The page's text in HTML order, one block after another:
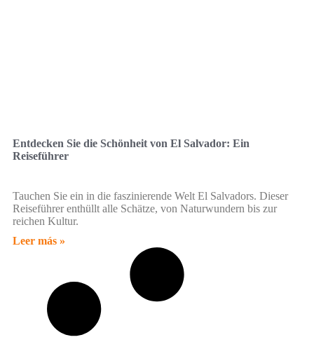
Entdecken Sie die Schönheit von El Salvador: Ein
Reiseführer
Tauchen Sie ein in die faszinierende Welt El Salvadors. Dieser
Reiseführer enthüllt alle Schätze, von Naturwundern bis zur
reichen Kultur.
Leer más »